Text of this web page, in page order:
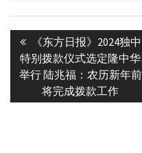
Post
navigation
Previous
post:
《东方日报》2024独中
特别拨款仪式选定隆中华
举行 陆兆福：农历新年前
将完成拨款工作